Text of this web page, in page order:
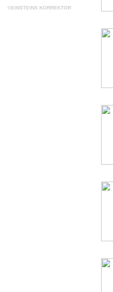
©EINSTEINS KORREKTOR